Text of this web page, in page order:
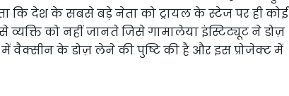
कि देश के सबसे बड़े नेता को ट्रायल के स्टेज पर ही कोई
व्यक्ति को नहीं जानते जिसे गामालेया इंस्टिट्यूट ने डोज़
में वैक्सीन के डोज़ लेने की पुष्टि की है और इस प्रोजेक्ट में